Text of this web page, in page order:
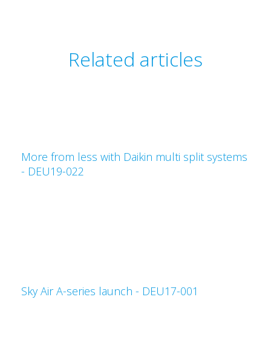
Related articles
More from less with Daikin multi split systems
- DEU19-022
Sky Air A-series launch - DEU17-001